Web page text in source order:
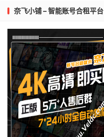
奈飞小铺 – 智能账号合租平台